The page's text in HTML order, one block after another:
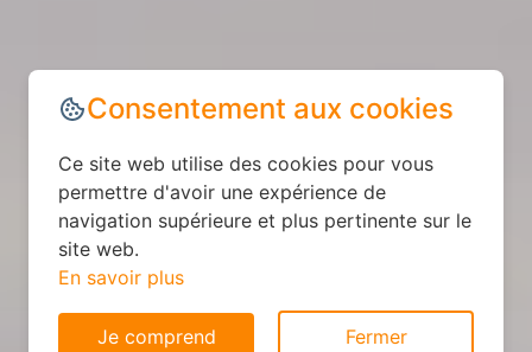
Consentement aux cookies
Ce site web utilise des cookies pour vous
permettre d'avoir une expérience de
navigation supérieure et plus pertinente sur le
site web.
En savoir plus
Je comprend Fermer